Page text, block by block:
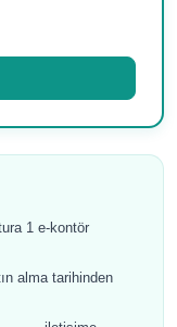
1 e-kontör
alma tarihinden